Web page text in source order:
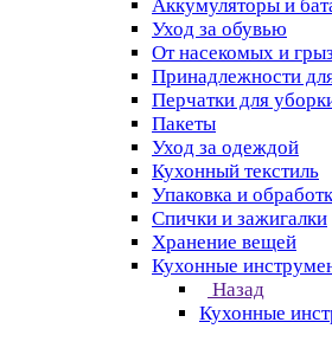
Аккумуляторы и
Уход за обувью
От насекомых и
Принадлежности
Перчатки для
Пакеты
Уход за одеждой
Кухонный текстиль
Упаковка и
Спички и зажигалки
Хранение вещей
Кухонные
Назад
Кухонные